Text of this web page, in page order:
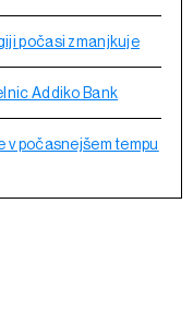
počasi zmanjkuje
Addiko Bank
v počasnejšem tempu